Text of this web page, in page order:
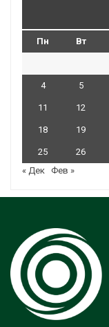
Пн Вт
4 5
11 12
18 19
25 26
« Дек Фев »